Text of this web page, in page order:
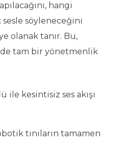
hangi
söyleneceğini
olanak tanır. Bu,
tam bir yönetmenlik
kesintisiz ses akışı
tınıların tamamen